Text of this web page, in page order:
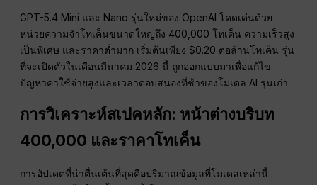
GPT-5.4 Mini และ Nano รุ่นใหม่ของ OpenAI โดดเด่นด้วย
หน่วยความจำโทเค็นขนาดใหญ่ถึง 400,000 โทเค็น ความเร็วสูง
เป็นพิเศษ และราคาต่ำมาก เริ่มต้นเพียง $0.20 ต่อล้านโทเค็น รุ่น
ที่จะเปิดตัวในเดือนมีนาคม 2026 นี้ ถูกออกแบบมาเพื่อแก้ไข
ปัญหาค่าใช้จ่ายสูงและเวลาตอบสนองที่ช้าของโมเดล AI รุ่นเก่า.
การวิเคราะห์สเปคหลัก: หน้าต่างบริบท
400,000 และราคาโทเค็น
การอัปเดตที่น่าตื่นเต้นที่สุดคือปริมาณข้อมูลที่โมเดลเหล่านี้